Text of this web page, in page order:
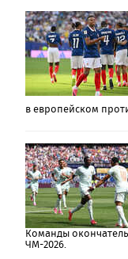
в европейском
Команды
ЧМ-2026.